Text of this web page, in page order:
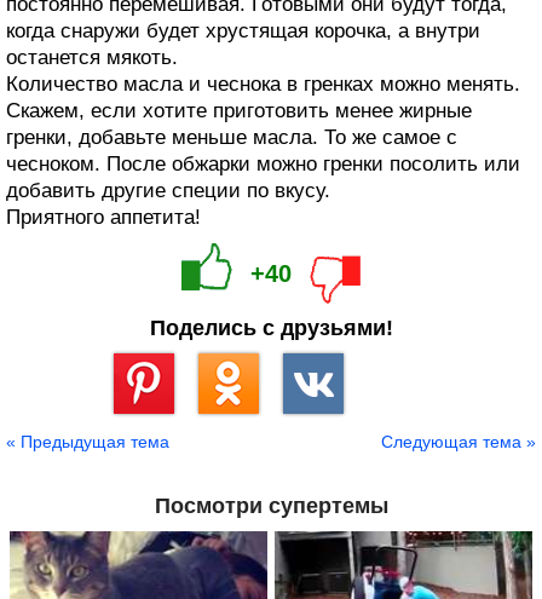
когда снаружи будет хрустящая корочка, а внутри
останется мякоть.
Количество масла и чеснока в гренках можно менять.
Скажем, если хотите приготовить менее жирные
гренки, добавьте меньше масла. То же самое с
чесноком. После обжарки можно гренки посолить или
добавить другие специи по вкусу.
Приятного аппетита!
+40
Поделись с друзьями!
« Предыдущая тема Следующая тема »
Посмотри супертемы